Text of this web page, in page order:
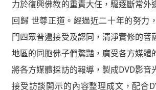
力於復興佛教的重責大任，驅逐斷常外
回歸 世尊正道。經過近二十年的努力
門四眾普遍接受及認同，清淨實修的菩
地區的同胞佛子們驚豔，廣受各方媒體
將各方媒體採訪的報導，製成DVD影音
接受訪談開示的內容整理成文，配合